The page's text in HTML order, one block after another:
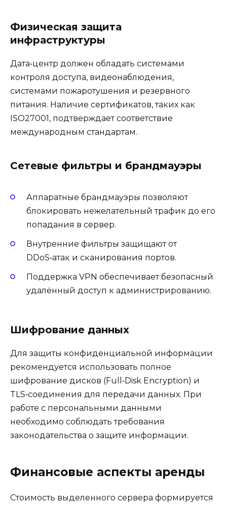
Физическая защита
инфраструктуры
Дата‑центр должен обладать системами
контроля доступа, видеонаблюдения,
системами пожаротушения и резервного
питания. Наличие сертификатов, таких как
ISO27001, подтверждает соответствие
международным стандартам.
Сетевые фильтры и брандмауэры
Аппаратные брандмауэры позволяют
блокировать нежелательный трафик до его
попадания в сервер.
Внутренние фильтры защищают от
DDoS‑атак и сканирования портов.
Поддержка VPN обеспечивает безопасный
удалённый доступ к администрированию.
Шифрование данных
Для защиты конфиденциальной информации
рекомендуется использовать полное
шифрование дисков (Full‑Disk Encryption) и
TLS‑соединения для передачи данных. При
работе с персональными данными
необходимо соблюдать требования
законодательства о защите информации.
Финансовые аспекты аренды
Стоимость выделенного сервера формируется